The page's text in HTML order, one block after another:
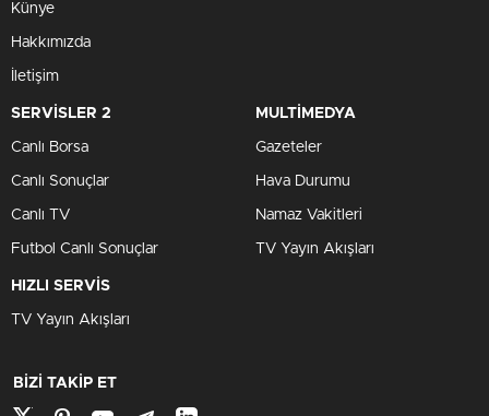
Künye
Hakkımızda
İletişim
SERVİSLER 2
Canlı Borsa
Canlı Sonuçlar
Canlı TV
Futbol Canlı Sonuçlar
MULTİMEDYA
Gazeteler
Hava Durumu
Namaz Vakitleri
TV Yayın Akışları
HIZLI SERVİS
TV Yayın Akışları
BİZİ TAKİP ET